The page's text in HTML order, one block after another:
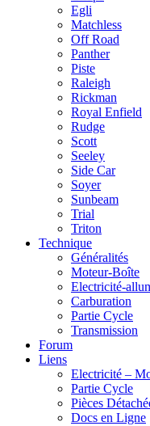
Egli
Matchless
Off Road
Panther
Piste
Raleigh
Rickman
Royal Enfield
Rudge
Scott
Seeley
Side Car
Soyer
Sunbeam
Trial
Triton
Technique
Généralités
Moteur-Boîte
Electricité-
Carburation
Partie Cycle
Transmission
Forum
Liens
Electricité –
Partie Cycle
Pièces
Docs en Ligne